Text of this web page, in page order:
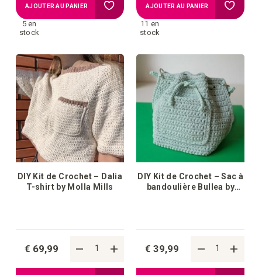
5 en
stock
AJOUTER AU PANIER Ajouter
la
liste
d'achats
11 en
stock
AJOUTER AU PANIER Ajouter
DIY Kit de Crochet – Dalia
T-shirt by Molla Mills
€ 69,99
DIY Kit de Crochet – Sac à
bandoulière Bullea by
€ 39,99